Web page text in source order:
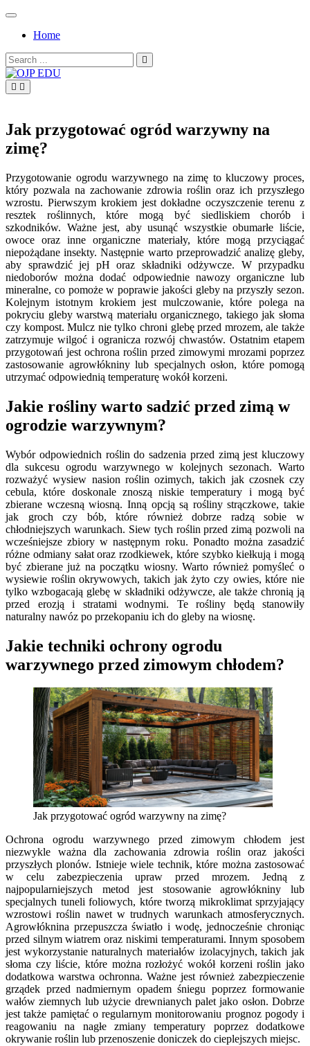
Skip
contentHome
Search
for:
Jak przygotować ogród warzywny na
zimę?
Przygotowanie ogrodu warzywnego na zimę to kluczowy proces,
który pozwala na zachowanie zdrowia roślin oraz ich przyszłego
wzrostu. Pierwszym krokiem jest dokładne oczyszczenie terenu z
resztek roślinnych, które mogą być siedliskiem chorób i
szkodników. Ważne jest, aby usunąć wszystkie obumarłe liście,
owoce oraz inne organiczne materiały, które mogą przyciągać
niepożądane insekty. Następnie warto przeprowadzić analizę gleby,
aby sprawdzić jej pH oraz składniki odżywcze. W przypadku
niedoborów można dodać odpowiednie nawozy organiczne lub
mineralne, co pomoże w poprawie jakości gleby na przyszły sezon.
Kolejnym istotnym krokiem jest mulczowanie, które polega na
pokryciu gleby warstwą materiału organicznego, takiego jak słoma
czy kompost. Mulcz nie tylko chroni glebę przed mrozem, ale także
zatrzymuje wilgoć i ogranicza rozwój chwastów. Ostatnim etapem
przygotowań jest ochrona roślin przed zimowymi mrozami poprzez
zastosowanie agrowłókniny lub specjalnych osłon, które pomogą
utrzymać odpowiednią temperaturę wokół korzeni.
Jakie rośliny warto sadzić przed zimą w
ogrodzie warzywnym?
Wybór odpowiednich roślin do sadzenia przed zimą jest kluczowy
dla sukcesu ogrodu warzywnego w kolejnych sezonach. Warto
rozważyć wysiew nasion roślin ozimych, takich jak czosnek czy
cebula, które doskonale znoszą niskie temperatury i mogą być
zbierane wczesną wiosną. Inną opcją są rośliny strączkowe, takie
jak groch czy bób, które również dobrze radzą sobie w
chłodniejszych warunkach. Siew tych roślin przed zimą pozwoli na
wcześniejsze zbiory w następnym roku. Ponadto można zasadzić
różne odmiany sałat oraz rzodkiewek, które szybko kiełkują i mogą
być zbierane już na początku wiosny. Warto również pomyśleć o
wysiewie roślin okrywowych, takich jak żyto czy owies, które nie
tylko wzbogacają glebę w składniki odżywcze, ale także chronią ją
przed erozją i stratami wodnymi. Te rośliny będą stanowiły
naturalny nawóz po przekopaniu ich do gleby na wiosnę.
Jakie techniki ochrony ogrodu
warzywnego przed zimowym chłodem?
Jak przygotować ogród warzywny na zimę?
Ochrona ogrodu warzywnego przed zimowym chłodem jest
niezwykle ważna dla zachowania zdrowia roślin oraz jakości
przyszłych plonów. Istnieje wiele technik, które można zastosować
w celu zabezpieczenia upraw przed mrozem. Jedną z
najpopularniejszych metod jest stosowanie agrowłókniny lub
specjalnych tuneli foliowych, które tworzą mikroklimat sprzyjający
wzrostowi roślin nawet w trudnych warunkach atmosferycznych.
Agrowłóknina przepuszcza światło i wodę, jednocześnie chroniąc
przed silnym wiatrem oraz niskimi temperaturami. Innym sposobem
jest wykorzystanie naturalnych materiałów izolacyjnych, takich jak
słoma czy liście, które można rozłożyć wokół korzeni roślin jako
dodatkowa warstwa ochronna. Ważne jest również zabezpieczenie
grządek przed nadmiernym opadem śniegu poprzez formowanie
wałów ziemnych lub użycie drewnianych palet jako osłon. Dobrze
jest także pamiętać o regularnym monitorowaniu prognoz pogody i
reagowaniu na nagłe zmiany temperatury poprzez dodatkowe
okrywanie roślin lub przenoszenie doniczek do cieplejszych miejsc.